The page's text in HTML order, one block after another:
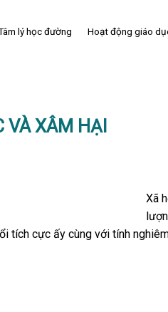
lý học đường Hoạt động giáo
VÀ XÂM HẠI
Xã
tích cực ấy cùng với tính